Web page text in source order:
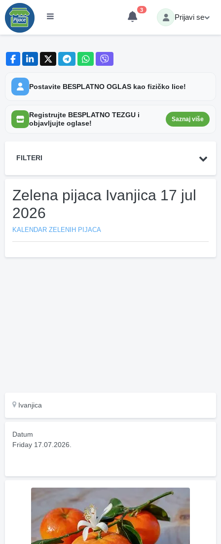
3
Prijavi se
Postavite BESPLATNO OGLAS kao fizičko lice!
Registrujte BESPLATNO TEZGU i
objavljujte oglase!
Saznaj više
FILTERI
Zelena pijaca Ivanjica 17 jul
2026
KALENDAR ZELENIH PIJACA
Ivanjica
Datum
Friday 17.07.2026.